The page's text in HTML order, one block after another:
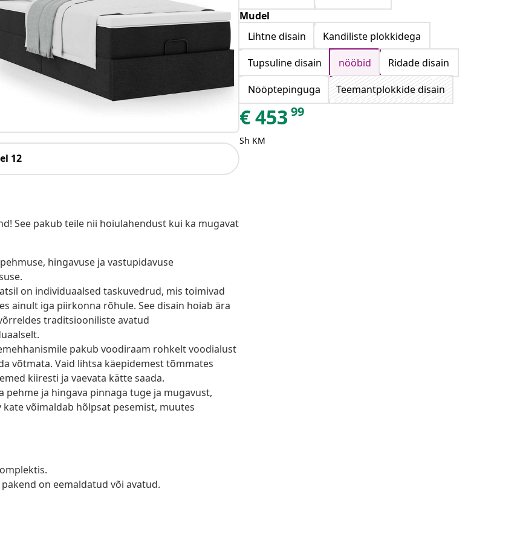
12
See pakub teile nii hoiulahendust kui ka mugavat
hingavuse ja vastupidavuse
on individuaalsed taskuvedrud, mis toimivad
ainult iga piirkonna rõhule. See disain hoiab ära
traditsiooniliste avatud
pakub voodiraam rohkelt voodialust
võtmata. Vaid lihtsa käepidemest tõmmates
kiiresti ja vaevata kätte saada.
ja hingava pinnaga tuge ja mugavust,
võimaldab hõlpsat pesemist, muutes
on eemaldatud või avatud.
Mudel
Lihtne disain
Kandiliste plokkidega
Tupsuline disain
nööbid
Ridade disain
Nööptepinguga
Teemantplokkide disain
€453 99
Sh KM